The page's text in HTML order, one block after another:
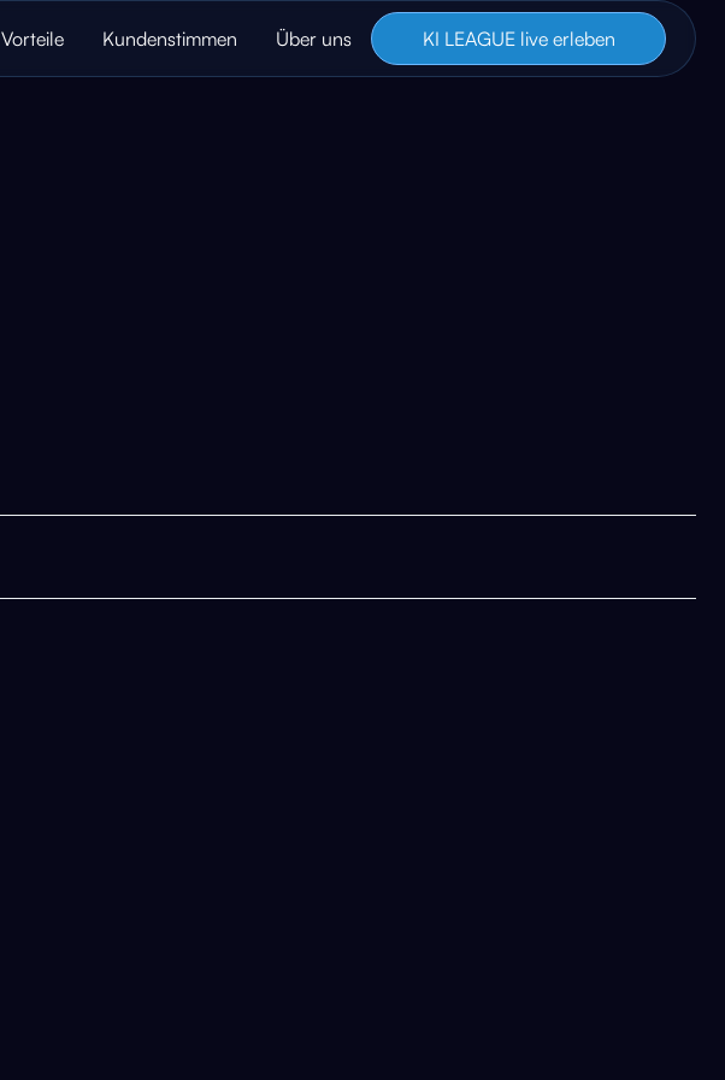
Vorteile Kundenstimmen Über uns KI LEAGUE live erleben